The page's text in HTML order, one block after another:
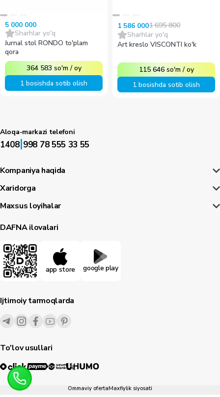
5 000 000
Sharhlar yo'q
Jurnal stol RONDO to'plam
qora
364 583 so'm /oy
1 bosishda sotib olish
1 586 0001 695 800
Sharhlar yo'q
Art kreslo VISCONTI ko'k
115 646 so'm /oy
1 bosishda sotib olish
Aloqa-markazi telefoni
1408|998 78 555 33 55
Kompaniya haqida
Xaridorga
Maxsus loyihalar
DAFNA ilovalari
app store google play
Ijtimoiy tarmoqlarda
To'lov usullari
Ommaviy ofertaMaxfiylik siyosati